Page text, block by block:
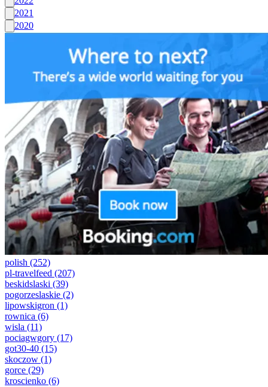
2021
2020
polish (252)
pl-travelfeed (207)
beskidslaski (39)
pogorzeslaskie (2)
lipowskigron (1)
rownica (6)
wisla (11)
pociagwgory (17)
got30-40 (15)
skoczow (1)
gorce (29)
kroscienko (6)